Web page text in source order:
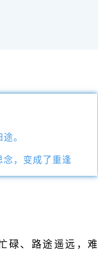
。
，变成了重逢
碌、路途遥远，难